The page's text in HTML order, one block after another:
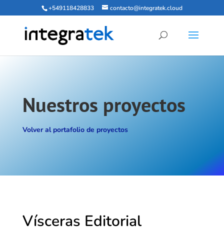
+549118428833 contacto@integratek.cloud
Nuestros proyectos
Volver al portafolio de proyectos
Vísceras Editorial